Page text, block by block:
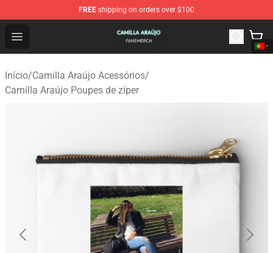
FREE shipping on orders over $100
Open menu
Camilla Araújo Shop - Official Camilla Araújo
Início/Camilla Araújo Acessórios/
Camilla Araújo Poupes de zíper